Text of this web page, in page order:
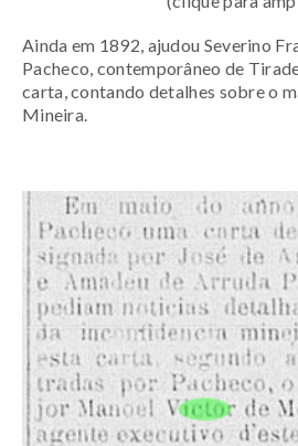
Ainda em 1892, ajudou Severino
Pacheco, contemporâneo de
carta, contando detalhes sobre o
Mineira.